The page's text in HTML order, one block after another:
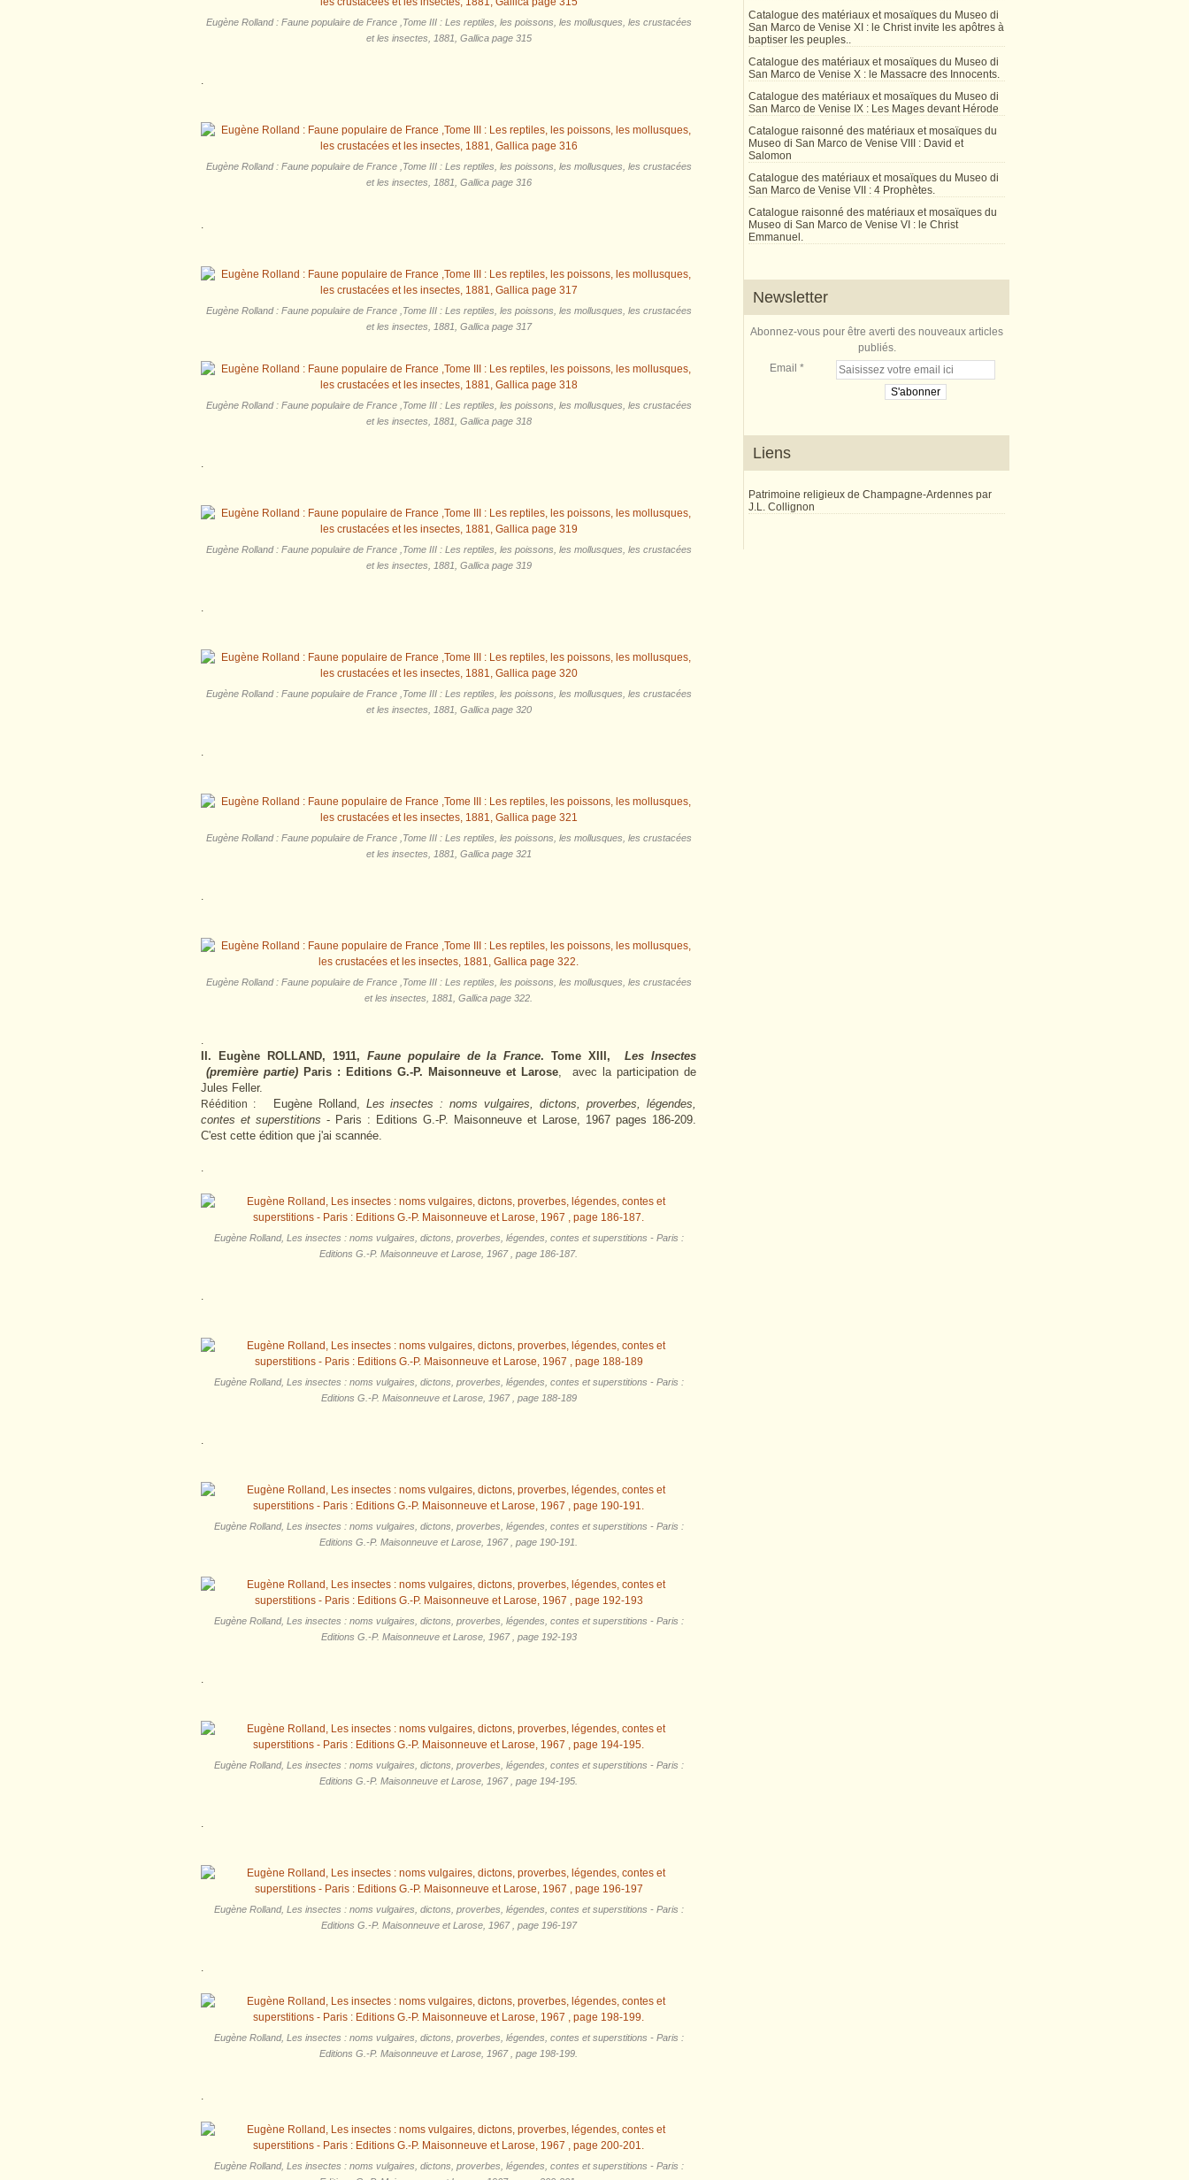
Eugène‎ Rolland : Faune populaire de France ,Tome III : Les reptiles, les poissons, les mollusques, les crustacées
et les insectes, 1881, Gallica page 315
.
Eugène‎ Rolland : Faune populaire de France ,Tome III : Les reptiles, les poissons, les mollusques, les crustacées
et les insectes, 1881, Gallica page 316
.
Eugène‎ Rolland : Faune populaire de France ,Tome III : Les reptiles, les poissons, les mollusques, les crustacées
et les insectes, 1881, Gallica page 317
Eugène‎ Rolland : Faune populaire de France ,Tome III : Les reptiles, les poissons, les mollusques, les crustacées
et les insectes, 1881, Gallica page 318
.
Eugène‎ Rolland : Faune populaire de France ,Tome III : Les reptiles, les poissons, les mollusques, les crustacées
et les insectes, 1881, Gallica page 319
.
Eugène‎ Rolland : Faune populaire de France ,Tome III : Les reptiles, les poissons, les mollusques, les crustacées
et les insectes, 1881, Gallica page 320
.
Eugène‎ Rolland : Faune populaire de France ,Tome III : Les reptiles, les poissons, les mollusques, les crustacées
et les insectes, 1881, Gallica page 321
.
Eugène‎ Rolland : Faune populaire de France ,Tome III : Les reptiles, les poissons, les mollusques, les crustacées
et les insectes, 1881, Gallica page 322.
.
II. Eugène ROLLAND, 1911, Faune populaire de la France. Tome XIII,
Les Insectes
(première partie) Paris : Editions G.-P. Maisonneuve et Larose, avec la participation de
Jules Feller.
Réédition : Eugène Rolland, Les insectes : noms vulgaires, dictons, proverbes, légendes,
contes et superstitions - Paris : Editions G.-P. Maisonneuve et Larose, 1967 ​pages 186-209.
C'est cette édition que j'ai scannée.
.
Eugène Rolland, Les insectes : noms vulgaires, dictons, proverbes, légendes, contes et superstitions - Paris :
Editions G.-P. Maisonneuve et Larose, 1967 ​, page 186-187.
.
Eugène Rolland, Les insectes : noms vulgaires, dictons, proverbes, légendes, contes et superstitions - Paris :
Editions G.-P. Maisonneuve et Larose, 1967 ​, page 188-189
.
Eugène Rolland, Les insectes : noms vulgaires, dictons, proverbes, légendes, contes et superstitions - Paris :
Editions G.-P. Maisonneuve et Larose, 1967 ​, page 190-191.
Eugène Rolland, Les insectes : noms vulgaires, dictons, proverbes, légendes, contes et superstitions - Paris :
Editions G.-P. Maisonneuve et Larose, 1967 ​, page 192-193
.
Eugène Rolland, Les insectes : noms vulgaires, dictons, proverbes, légendes, contes et superstitions - Paris :
Editions G.-P. Maisonneuve et Larose, 1967 ​, page 194-195.
.
Eugène Rolland, Les insectes : noms vulgaires, dictons, proverbes, légendes, contes et superstitions - Paris :
Editions G.-P. Maisonneuve et Larose, 1967 ​, page 196-197
.
Eugène Rolland, Les insectes : noms vulgaires, dictons, proverbes, légendes, contes et superstitions - Paris :
Editions G.-P. Maisonneuve et Larose, 1967 ​, page 198-199.
.
Eugène Rolland, Les insectes : noms vulgaires, dictons, proverbes, légendes, contes et superstitions - Paris :
Catalogue des matériaux et mosaïques du Museo di
San Marco de Venise XI : le Christ invite les apôtres à
baptiser les peuples..
Catalogue des matériaux et mosaïques du Museo di
San Marco de Venise X : le Massacre des Innocents.
Catalogue des matériaux et mosaïques du Museo di
San Marco de Venise IX : Les Mages devant Hérode
Catalogue raisonné des matériaux et mosaïques du
Museo di San Marco de Venise VIII : David et
Salomon
Catalogue des matériaux et mosaïques du Museo di
San Marco de Venise VII : 4 Prophètes.
Catalogue raisonné des matériaux et mosaïques du
Museo di San Marco de Venise VI : le Christ
Emmanuel.
Newsletter
Abonnez-vous pour être averti des nouveaux articles
publiés.
Email
Liens
Patrimoine religieux de Champagne-Ardennes par
J.L. Collignon